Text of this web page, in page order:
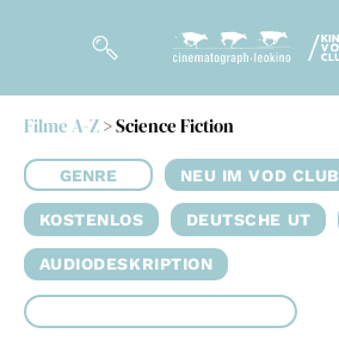
Magazin
Kuratierungen
Events
Filme A-Z> Science Fiction
GENRE NEU IM VOD CLUB
KOSTENLOS DEUTSCHE UT
AUDIODESKRIPTION